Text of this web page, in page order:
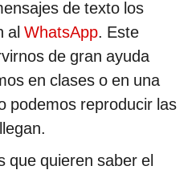
de texto los
al WhatsApp. Este
de gran ayuda
en clases o en una
podemos reproducir las
que quieren saber el